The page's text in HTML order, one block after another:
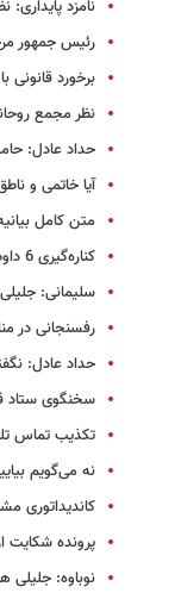
نامزد پایداری:
رئیس جمهور
برخورد قانونی
نظر مجمع
حداد عادل:
آیا خاتمی و
متن کامل
کناره‌گیری 6 داوطلب انتخابات ریاست جمهوری؛ انصراف خلیلیان و رحیمی
سلیمانی:‌ جلیلی
رفسنجانی در
حداد عادل:
سخنگوی ستاد
تکذیب تماس
نه می‌گویم
کاندیداتوری
پرونده شکایت
نوباوه: جلیلی